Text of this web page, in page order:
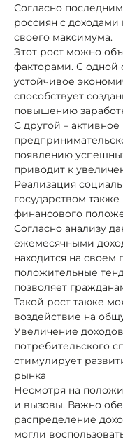
Согласно
россиян с доходами
своего максимума.
Этот рост можно
факторами. С одной
устойчивое
способствует
повышению
С другой –
появлению
приводит к
Реализация
государством
финансового
Согласно анализу
ежемесячными
находится на своем
положительные
позволяет
Такой рост также
воздействие на
Увеличение
потребительского
стимулирует
рынка
Несмотря на
и вызовы. Важно
распределение
могли